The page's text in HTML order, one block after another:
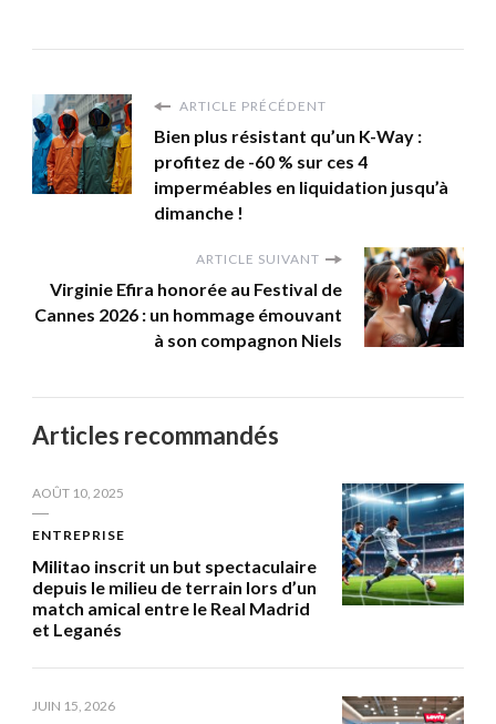
ARTICLE PRÉCÉDENT
Bien plus résistant qu’un K-Way :
profitez de -60 % sur ces 4
imperméables en liquidation jusqu’à
dimanche !
ARTICLE SUIVANT
Virginie Efira honorée au Festival de
Cannes 2026 : un hommage émouvant
à son compagnon Niels
Articles recommandés
AOÛT 10, 2025
ENTREPRISE
Militao inscrit un but spectaculaire
depuis le milieu de terrain lors d’un
match amical entre le Real Madrid
et Leganés
JUIN 15, 2026